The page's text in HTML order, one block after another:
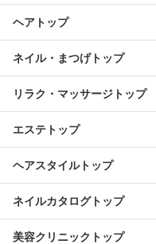
ヘアトップ
ネイル・まつげトップ
リラク・マッサージトップ
エステトップ
ヘアスタイルトップ
ネイルカタログトップ
美容クリニックトップ